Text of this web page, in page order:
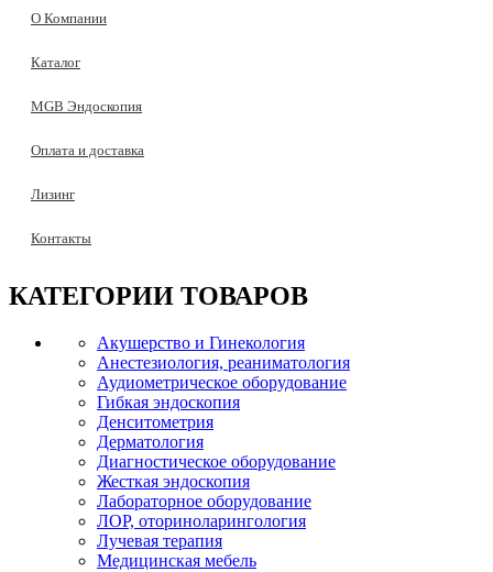
О Компании
Каталог
MGB Эндоскопия
Оплата и доставка
Лизинг
Контакты
КАТЕГОРИИ ТОВАРОВ
Акушерство и Гинекология
Анестезиология, реаниматология
Аудиометрическое оборудование
Гибкая эндоскопия
Денситометрия
Дерматология
Диагностическое оборудование
Жесткая эндоскопия
Лабораторное оборудование
ЛОР, оториноларингология
Лучевая терапия
Медицинская мебель